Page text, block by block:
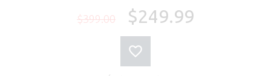
$399.00 $249.99